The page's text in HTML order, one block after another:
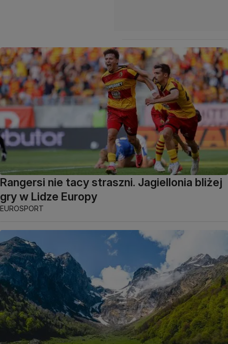
Rangersi nie tacy straszni. Jagiellonia bliżej
gry w Lidze Europy
EUROSPORT